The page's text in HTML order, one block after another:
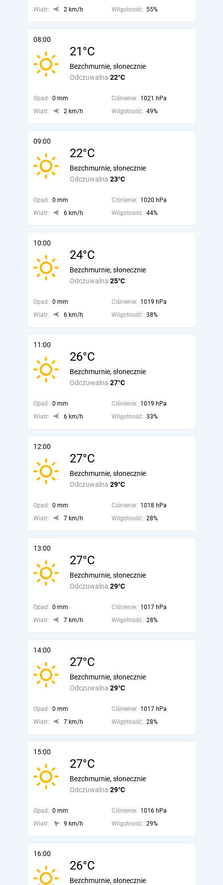
Wiatr: 2 km/h Wilgotność: 55%
08:00
21°C
Odczuwalna 22°C
Bezchmurnie, słonecznie
Opad: 0 mm Ciśnienie: 1021 hPa
Wiatr:
2 km/h Wilgotność: 49%
09:00
22°C
Odczuwalna 23°C
Bezchmurnie, słonecznie
Opad: 0 mm Ciśnienie: 1020 hPa
Wiatr:
6 km/h Wilgotność: 44%
10:00
24°C
Odczuwalna 25°C
Bezchmurnie, słonecznie
Opad: 0 mm Ciśnienie: 1019 hPa
Wiatr:
6 km/h Wilgotność: 38%
11:00
26°C
Odczuwalna 27°C
Bezchmurnie, słonecznie
Opad: 0 mm Ciśnienie: 1019 hPa
Wiatr:
6 km/h Wilgotność: 33%
12:00
27°C
Odczuwalna 29°C
Bezchmurnie, słonecznie
Opad: 0 mm Ciśnienie: 1018 hPa
Wiatr:
7 km/h Wilgotność: 28%
13:00
27°C
Odczuwalna 29°C
Bezchmurnie, słonecznie
Opad: 0 mm Ciśnienie: 1017 hPa
Wiatr:
7 km/h Wilgotność: 28%
14:00
27°C
Odczuwalna 29°C
Bezchmurnie, słonecznie
Opad: 0 mm Ciśnienie: 1017 hPa
Wiatr:
7 km/h Wilgotność: 28%
15:00
27°C
Odczuwalna 29°C
Bezchmurnie, słonecznie
Opad: 0 mm Ciśnienie: 1016 hPa
Wiatr:
9 km/h Wilgotność: 29%
16:00
26°C
Bezchmurnie, słonecznie